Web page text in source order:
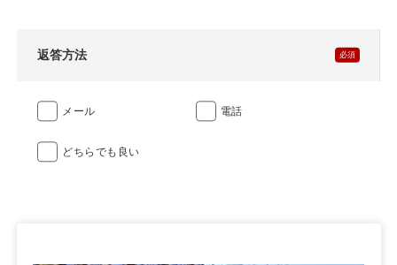
返答方法
メール 電話
どちらでも良い